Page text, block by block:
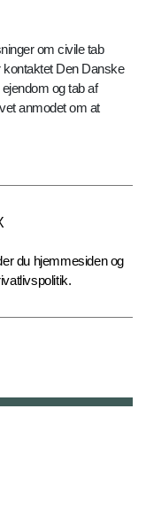
om civile tab
kontaktet Den Danske
og tab af
anmodet om at
du hjemmesiden og